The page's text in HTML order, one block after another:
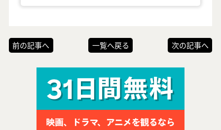
前の記事へ 一覧へ戻る 次の記事へ